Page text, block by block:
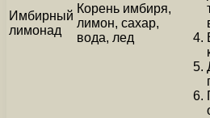
Имбирный
лимонад
Корень имбиря,
лимон, сахар,
вода, лед